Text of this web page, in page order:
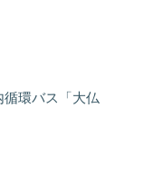
循環バス「大仏